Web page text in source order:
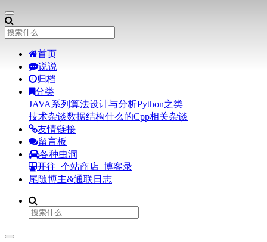
首页
说说
归档
分类
JAVA系列 算法设计与分析Python之类
技术杂谈数据结构什么的Cpp相关杂谈
友情链接
留言板
各种虫洞
开往 个站商店 博客录
尾随博主&通联日志